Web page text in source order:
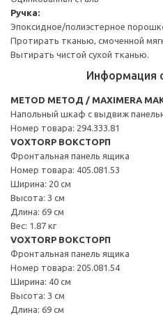
Ручка:
Эпоксидное/полиэстерное
Протирать тканью, смоченной
Вытирать чистой сухой тканью.
Информация
METOD МЕТОД / MAXIMERA
Напольный шкаф с выдвиж
Номер товара: 294.333.81
VOXTORP ВОКСТОРП
Фронтальная панель ящика
Номер товара: 405.081.53
Ширина: 20 см
Высота: 3 см
Длина: 69 см
Вес: 1.87 кг
VOXTORP ВОКСТОРП
Фронтальная панель ящика
Номер товара: 205.081.54
Ширина: 40 см
Высота: 3 см
Длина: 69 см